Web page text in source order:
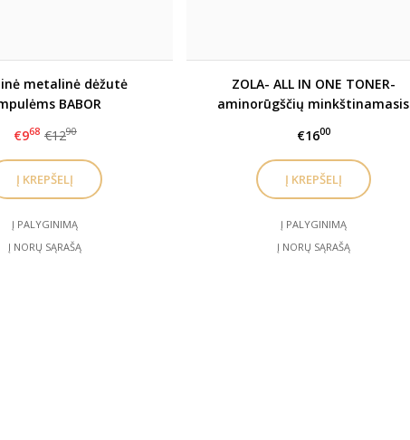
metalinė dėžutė
BABOR
€968 €1290
Į PALYGINIMĄ
Į NORŲ SĄRAŠĄ
ZOLA- ALL IN ONE TONER-
aminorūgščių minkštinamasis
€1600
Į PALYGINIMĄ
Į NORŲ SĄRAŠĄ